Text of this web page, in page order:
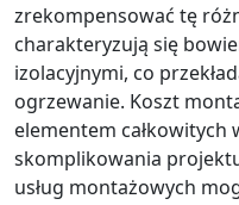
zrekompensować tę
charakteryzują się
izolacyjnymi, co
ogrzewanie. Koszt
elementem całkowitych
skomplikowania
usług montażowych